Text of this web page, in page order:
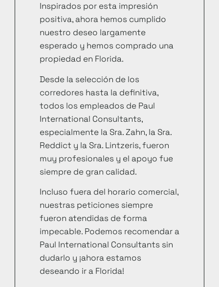
Inspirados por esta impresión
positiva, ahora hemos cumplido
nuestro deseo largamente
esperado y hemos comprado una
propiedad en Florida.
Desde la selección de los
corredores hasta la definitiva,
todos los empleados de Paul
International Consultants,
especialmente la Sra. Zahn, la Sra.
Reddict y la Sra. Lintzeris, fueron
muy profesionales y el apoyo fue
siempre de gran calidad.
Incluso fuera del horario comercial,
nuestras peticiones siempre
fueron atendidas de forma
impecable. Podemos recomendar a
Paul International Consultants sin
dudarlo y ¡ahora estamos
deseando ir a Florida!